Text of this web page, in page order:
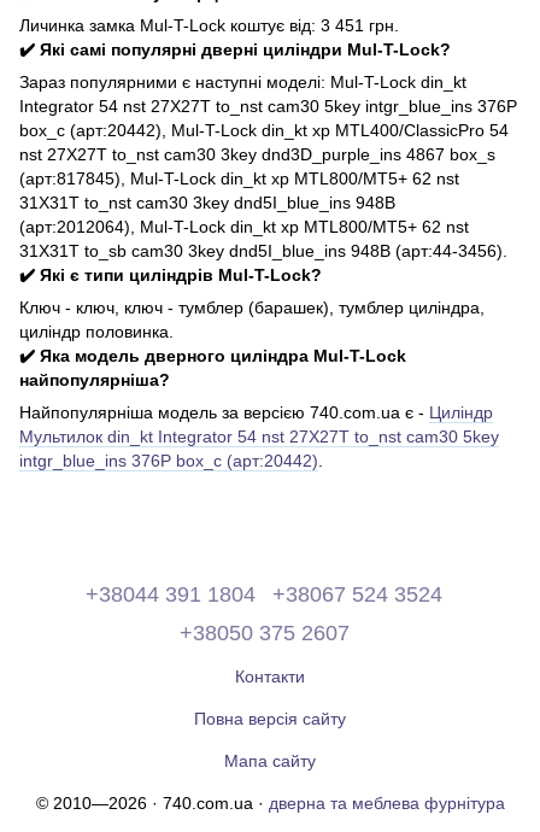
Личинка замка Mul-T-Lock коштує від: 3 451 грн.
✔️ Які самі популярні дверні циліндри Mul-T-Lock?
Зараз популярними є наступні моделі: Mul-T-Lock din_kt
Integrator 54 nst 27X27T to_nst cam30 5key intgr_blue_ins 376P
box_c (арт:20442), Mul-T-Lock din_kt xp MTL400/ClassicPro 54
nst 27X27T to_nst cam30 3key dnd3D_purple_ins 4867 box_s
(арт:817845), Mul-T-Lock din_kt xp MTL800/MT5+ 62 nst
31X31T to_nst cam30 3key dnd5I_blue_ins 948B
(арт:2012064), Mul-T-Lock din_kt xp MTL800/MT5+ 62 nst
31X31T to_sb cam30 3key dnd5I_blue_ins 948B (арт:44-3456).
✔️ Які є типи циліндрів Mul-T-Lock?
Ключ - ключ, ключ - тумблер (барашек), тумблер циліндра,
циліндр половинка.
✔️ Яка модель дверного циліндра Mul-T-Lock
найпопулярніша?
Найпопулярніша модель за версією 740.com.ua є - Циліндр
Мультилок din_kt Integrator 54 nst 27X27T to_nst cam30 5key
intgr_blue_ins 376P box_c (арт:20442).
+38044 391 1804
+38067 524 3524
+38050 375 2607
Контакти
Повна версія сайту
Мапа сайту
© 2010—2026 · 740.com.ua · дверна та меблева фурнітура